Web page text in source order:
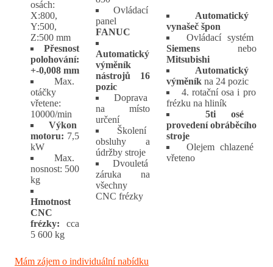
osách:
X:800,
Y:500,
Z:500 mm
Přesnost
polohování:
+-0,008 mm
Max.
otáčky
vřetene:
10000/min
Výkon
motoru: 7,5
kW
Max.
nosnost: 500
kg
Hmotnost
CNC
frézky: cca
5 600 kg
Ovládací
panel
FANUC
Automatický
výměník
nástrojů 16
pozic
Doprava
na místo
určení
Školení
obsluhy a
údržby stroje
Dvouletá
záruka na
všechny
CNC frézky
Automatický
vynašeč špon
Ovládací systém
Siemens nebo
Mitsubishi
Automatický
výměník na 24 pozic
4. rotační osa i pro
frézku na hliník
5ti osé
provedení obráběcího
stroje
Olejem chlazené
vřeteno
Mám zájem o individuální nabídku